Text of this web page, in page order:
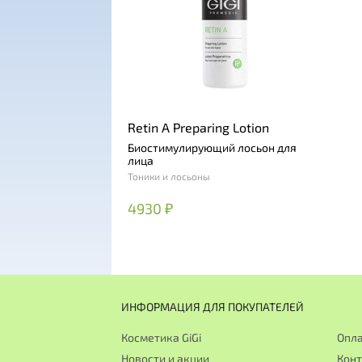
Retin A Preparing Lotion
Биостимулирующий лосьон для
лица
Тоники и лосьоны
4930 ₽
ИНФОРМАЦИЯ ДЛЯ ПОКУПАТЕЛЕЙ
Косметика GiGi
Новости и акции